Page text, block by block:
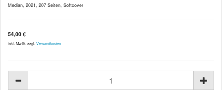
Median, 2021, 207 Seiten, Softcover
54,00 €
inkl. MwSt. zzgl. Versandkosten